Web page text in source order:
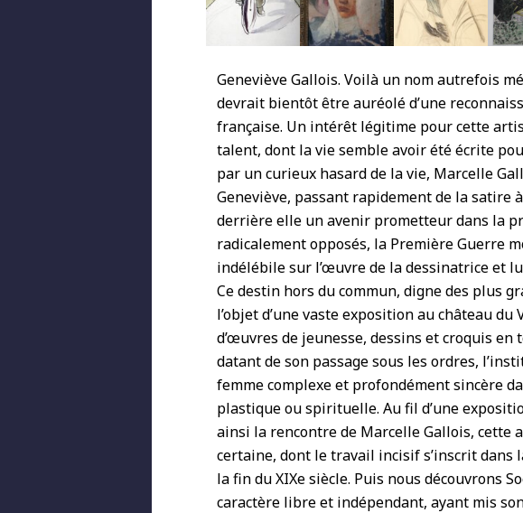
Geneviève Gallois. Voilà un nom autrefois
devrait bientôt être auréolé d’une
française. Un intérêt légitime pour cette
talent, dont la vie semble avoirété écrite
par un curieux hasard de lavie, Marcelle
Geneviève, passant rapidementde la satire
derrière elle un avenir prometteurdans la
radicalement opposés, la Première Guerre
indélébile sur l’œuvre de la dessinatrice et
Ce destin hors du commun, digne des plus
l’objet d’une vaste exposition au château
d’œuvres de jeunesse, dessins et croquis
datant de son passage sous les ordres,
femme complexe et profondément sincère
plastique ou spirituelle. Au fil d’une
ainsi la rencontre de Marcelle Gallois, cette
certaine, dont le travail incisif s’inscrit dans
la fin du XIXe siècle. Puis nous découvrons
caractère libre et indépendant, ayant mis